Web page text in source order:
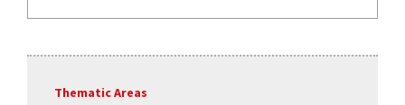
Thematic Areas